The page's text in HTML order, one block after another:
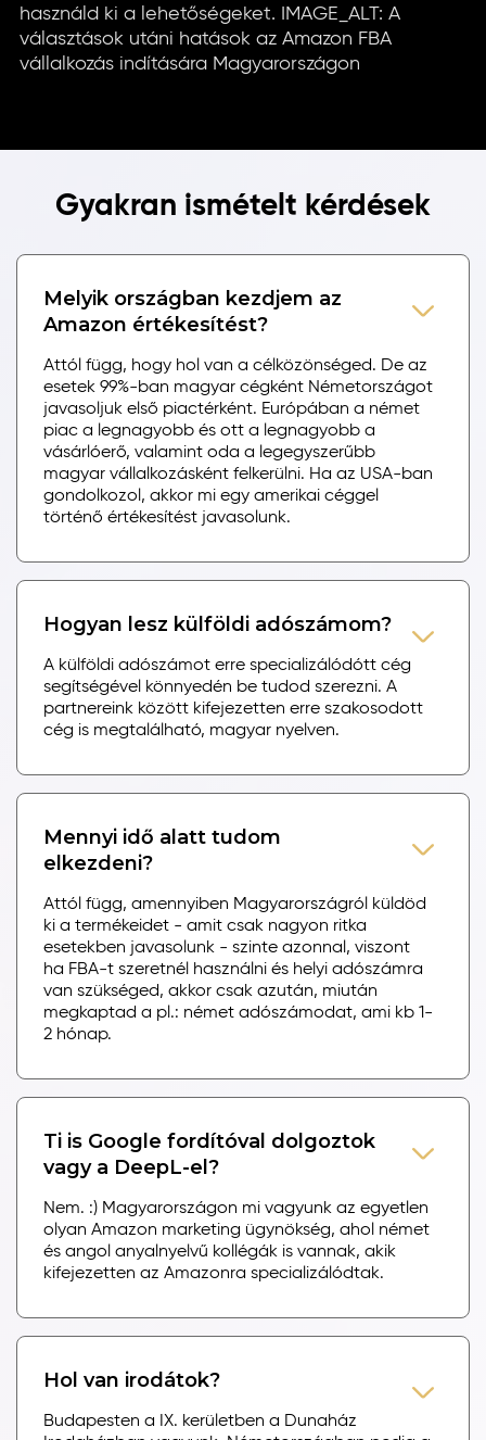
használd ki a lehetőségeket. IMAGE_ALT: A
választások utáni hatások az Amazon FBA
vállalkozás indítására Magyarországon
Gyakran ismételt kérdések
Melyik országban kezdjem az
Amazon értékesítést?
Attól függ, hogy hol van a célközönséged. De az
esetek 99%-ban magyar cégként Németországot
javasoljuk első piactérként. Európában a német
piac a legnagyobb és ott a legnagyobb a
vásárlóerő, valamint oda a legegyszerűbb
magyar vállalkozásként felkerülni. Ha az USA-ban
gondolkozol, akkor mi egy amerikai céggel
történő értékesítést javasolunk.
Hogyan lesz külföldi adószámom?
A külföldi adószámot erre specializálódótt cég
segítségével könnyedén be tudod szerezni. A
partnereink között kifejezetten erre szakosodott
cég is megtalálható, magyar nyelven.
Mennyi idő alatt tudom
elkezdeni?
Attól függ, amennyiben Magyarországról küldöd
ki a termékeidet - amit csak nagyon ritka
esetekben javasolunk - szinte azonnal, viszont
ha FBA-t szeretnél használni és helyi adószámra
van szükséged, akkor csak azután, miután
megkaptad a pl.: német adószámodat, ami kb 1-
2 hónap.
Ti is Google fordítóval dolgoztok
vagy a DeepL-el?
Nem. :) Magyarországon mi vagyunk az egyetlen
olyan Amazon marketing ügynökség, ahol német
és angol anyalnyelvű kollégák is vannak, akik
kifejezetten az Amazonra specializálódtak.
Hol van irodátok?
Budapesten a IX. kerületben a Dunaház